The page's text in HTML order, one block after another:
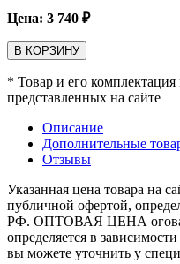
Цена: 3 740 ₽
В КОРЗИНУ
* Товар и его комплектация
представленных на сайте
Описание
Дополнительные
Отзывы
Указанная цена товара на
публичной офертой,
РФ. ОПТОВАЯ ЦЕНА
определяется в
вы можете уточнить у